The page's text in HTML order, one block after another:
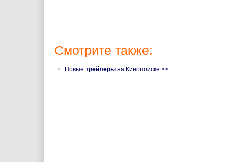
Смотрите также:
Новые трейлеры на Кинопоиске >>